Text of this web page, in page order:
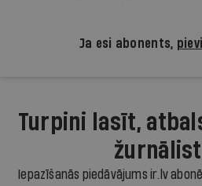
Ja esi abonents,
Turpini lasīt,
Iepazīšanās piedāvājums ir.lv